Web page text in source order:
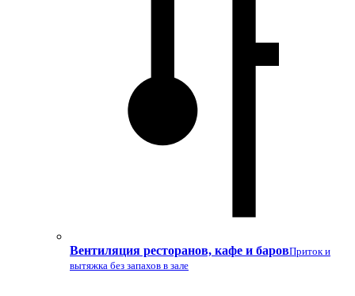
Вентиляция ресторанов, кафе и баровПриток и
вытяжка без запахов в зале